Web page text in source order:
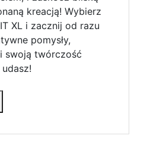
kreacją! Wybierz
XL i zacznij od razu
pomysły,
swoją twórczość